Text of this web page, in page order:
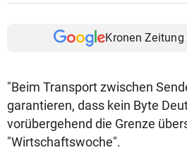
Kronen
"Beim Transport zwischen
garantieren, dass kein Byte
vorübergehend die Grenze
"Wirtschaftswoche".